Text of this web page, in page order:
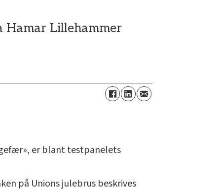
Hamar Lillehammer
er blant testpanelets
på Unions julebrus beskrives